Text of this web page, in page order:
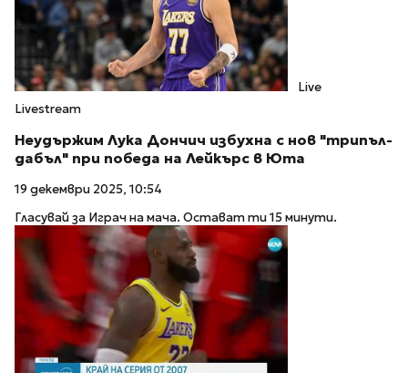
Live
Livestream
Неудържим Лука Дончич избухна с нов "трипъл-
дабъл" при победа на Лейкърс в Юта
19 декември 2025, 10:54
Гласувай за Играч на мача. Остават ти 15 минути.